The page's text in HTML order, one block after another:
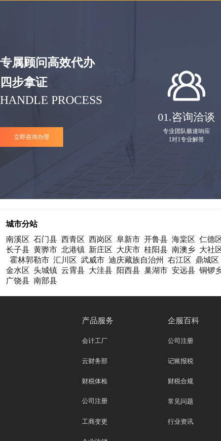
专属顾问高效代办
四步拿证
HANDLE PROCESS
立即咨询办理
01.咨询洽谈
专业团队极速响应
1对1专业解答
城市分站
南溪区 石门县 西青区 西岗区 阜新市 开鲁县 海棠区 仁德
长子县 黄骅市 北港镇 新庄区 大庆市 桂阳县 南澳乡 大社
霍林郭勒市 汇川区 武威市 迪庆藏族自治州 右江区 鼎城区
金水区 头城镇 云霄县 大洼县 阳西县 巢湖市 安远县 铜锣
广饶县 南部县
产品服务
会计工厂
云财务部
财税体检
公司注册
工商变更
企服百科
公司注册
记账报税
财税合规
常见问题
行业资讯